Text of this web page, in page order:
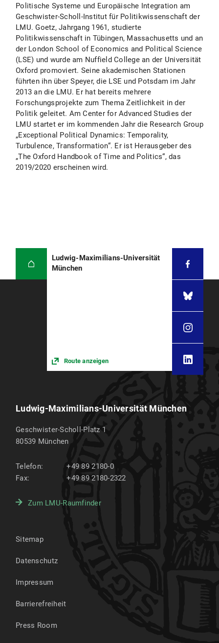
Politische Systeme und Europäische Integration am
Geschwister-Scholl-Institut für Politikwissenschaft der
LMU. Goetz, Jahrgang 1961, studierte
Politikwissenschaft in Tübingen, Massachusetts und an
der London School of Economics and Political Science
(LSE) und wurde am Nuffield College an der Universität
Oxford promoviert. Seine akademischen Stationen
führten ihn über Speyer, die LSE und Potsdam im Jahr
2013 an die LMU. Er hat bereits mehrere
Forschungsprojekte zum Thema Zeitlichkeit in der
Politik geleitet. Am Center for Advanced Studies der
LMU startet er im kommenden Jahr die Research Group
„Exceptional Political Dynamics: Temporality,
Turbulence, Transformation“. Er ist Herausgeber des
„The Oxford Handbook of Time and Politics“, das
2019/2020 erscheinen wird.
Ludwig-Maximilians-Universität
München
Route anzeigen
Ludwig-Maximilians-Universität München
Geschwister-Scholl-Platz 1
80539 München
Telefon:
+49 89 2180-0
Fax:
+49 89 2180-2322
Zum LMU-Raumfinder
Sitemap
Datenschutz
Impressum
Barrierefreiheit
Press Room